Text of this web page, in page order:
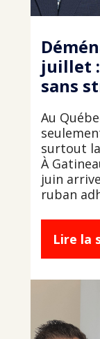
juillet
sans
Au
surtout
À
juin
ruban
Lire la